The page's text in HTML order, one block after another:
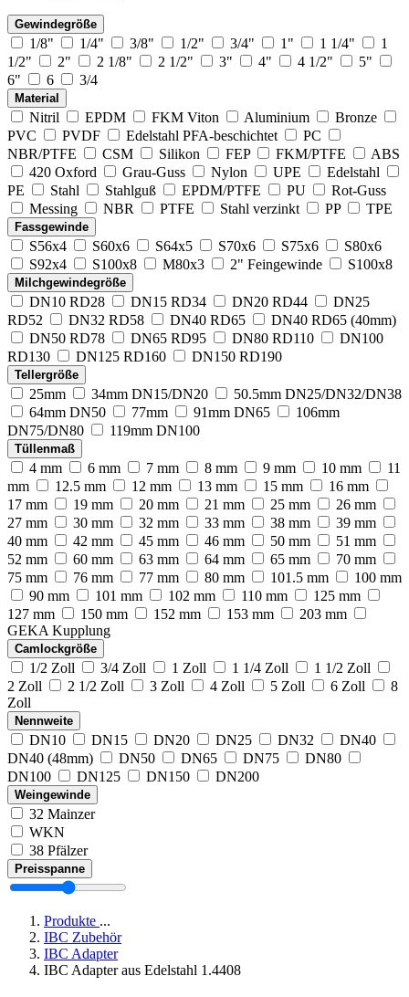
Gewindegröße
1/8" 1/4" 3/8" 1/2" 3/4" 1" 1 1/4"
1
1/2"
2" 2 1/8" 2 1/2" 3" 4" 4 1/2"
5"
6"
6 3/4
Material
Nitril EPDM FKM Viton Aluminium
Bronze
PVC
PVDF Edelstahl PFA-beschichtet
PC
NBR/PTFE
CSM Silikon FEP FKM/PTFE
ABS
420 Oxford
Grau-Guss Nylon UPE
Edelstahl
PE
Stahl Stahlguß EPDM/PTFE PU
Rot-Guss
Messing
NBR PTFE Stahl verzinkt PP TPE
Fassgewinde
S56x4 S60x6 S64x5 S70x6 S75x6
S80x6
S92x4
S100x8 M80x3 2" Feingewinde S100x8
Milchgewindegröße
DN10 RD28 DN15 RD34 DN20 RD44
DN25
RD52
DN32 RD58 DN40 RD65
DN40 RD65 (40mm)
DN50 RD78
DN65 RD95 DN80 RD110
DN100
RD130
DN125 RD160 DN150 RD190
Tellergröße
25mm 34mm DN15/DN20
50.5mm DN25/DN32/DN38
64mm DN50
77mm 91mm DN65
106mm
DN75/DN80
119mm DN100
Tüllenmaß
4 mm 6 mm 7 mm 8 mm 9 mm 10 mm
11
mm
12.5 mm 12 mm 13 mm 15 mm
16 mm
17 mm
19 mm 20 mm 21 mm 25 mm
26 mm
27 mm
30 mm 32 mm 33 mm 38 mm
39 mm
40 mm
42 mm 45 mm 46 mm 50 mm
51 mm
52 mm
60 mm 63 mm 64 mm 65 mm
70 mm
75 mm
76 mm 77 mm 80 mm 101.5 mm
100 mm
90 mm
101 mm 102 mm 110 mm
125 mm
127 mm
150 mm 152 mm 153 mm
203 mm
GEKA Kupplung
Camlockgröße
1/2 Zoll 3/4 Zoll 1 Zoll 1 1/4 Zoll
1 1/2 Zoll
2 Zoll
2 1/2 Zoll 3 Zoll 4 Zoll 5 Zoll 6 Zoll
8
Zoll
Nennweite
DN10 DN15 DN20 DN25 DN32
DN40
DN40 (48mm)
DN50 DN65 DN75
DN80
DN100
DN125 DN150 DN200
Weingewinde
32 Mainzer
WKN
38 Pfälzer
Preisspanne
Produkte ...
IBC Zubehör
IBC Adapter
IBC Adapter aus Edelstahl 1.4408